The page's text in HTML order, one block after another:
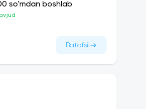
so'mdan boshlab
Batafsil